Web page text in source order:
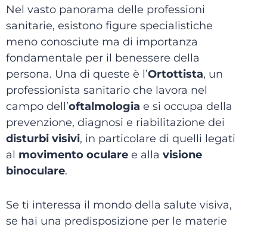
Nel vasto panorama delle professioni
sanitarie, esistono figure specialistiche
meno conosciute ma di importanza
fondamentale per il benessere della
persona. Una di queste è l’Ortottista, un
professionista sanitario che lavora nel
campo dell’oftalmologia e si occupa della
prevenzione, diagnosi e riabilitazione dei
disturbi visivi, in particolare di quelli legati
al movimento oculare e alla visione
binoculare.
Se ti interessa il mondo della salute visiva,
se hai una predisposizione per le materie